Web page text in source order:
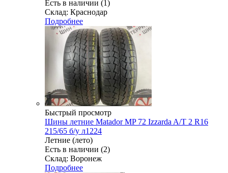
Есть в наличии (1)
Склад: Краснодар
Подробнее
Быстрый просмотр
Шины летние Matador MP 72 Izzarda A/T 2 R16
215/65 б/у л1224
Летние (лето)
Есть в наличии (2)
Склад: Воронеж
Подробнее